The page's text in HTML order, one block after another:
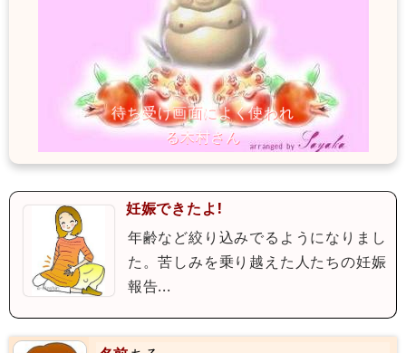
妊娠できたよ!
年齢など絞り込みでるようになりまし
た。苦しみを乗り越えた人たちの妊娠
報告...